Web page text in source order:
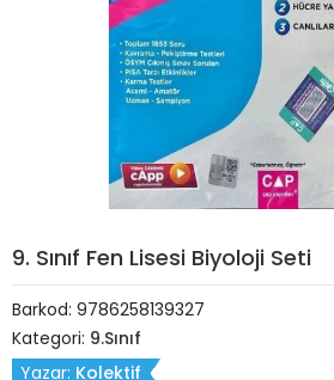
9. Sınıf Fen Lisesi Biyoloji Seti
Barkod: 9786258139327
Kategori: 9.Sınıf
Yazar: Kolektif